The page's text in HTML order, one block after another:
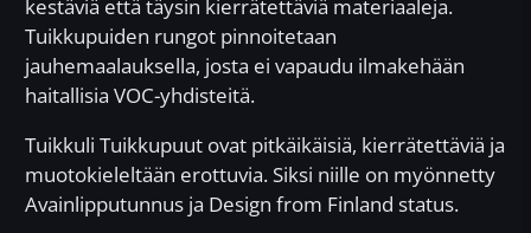
kestäviä että täysin kierrätettäviä materiaaleja.
Tuikkupuiden rungot pinnoitetaan
jauhemaalauksella, josta ei vapaudu ilmakehään
haitallisia VOC-yhdisteitä.
Tuikkuli Tuikkupuut ovat pitkäikäisiä, kierrätettäviä ja
muotokieleltään erottuvia. Siksi niille on myönnetty
Avainlipputunnus ja Design from Finland status.